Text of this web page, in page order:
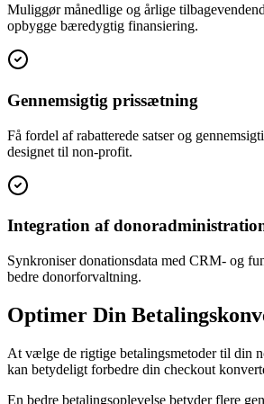
Muliggør månedlige og årlige
opbygge bæredygtig finansiering.
Gennemsigtig prissætning
Få fordel af rabatterede satser og
designet til non-profit.
Integration af
Synkroniser donationsdata med CRM- og
bedre donorforvaltning.
Optimer Din
At vælge de rigtige betalingsmetoder til din
kan betydeligt forbedre din checkout
En bedre betalingsoplevelse betyder flere